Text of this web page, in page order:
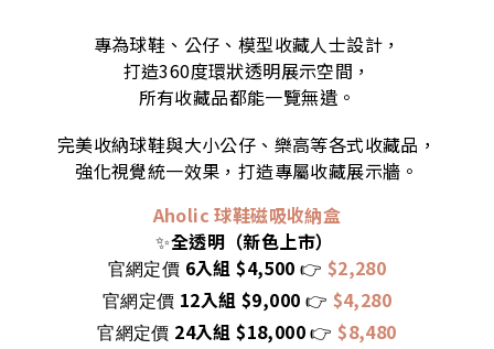
專為球鞋、公仔、模型收藏人士設計，
打造360度環狀透明展示空間，
所有收藏品都能一覽無遺。
完美收納球鞋與大小公仔、樂高等各式收藏品，
強化視覺統一效果，打造專屬收藏展示牆。
Aholic 球鞋磁吸收納盒
✨全透明（新色上市）
官網定價 6入組 $4,500 👉 $2,280
官網定價 12入組 $9,000 👉 $4,280
官網定價 24入組 $18,000 👉$8,480